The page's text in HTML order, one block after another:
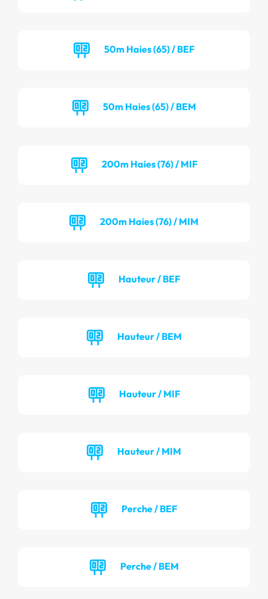
50m Haies (65) / BEF
50m Haies (65) / BEM
200m Haies (76) / MIF
200m Haies (76) / MIM
Hauteur / BEF
Hauteur / BEM
Hauteur / MIF
Hauteur / MIM
Perche / BEF
Perche / BEM